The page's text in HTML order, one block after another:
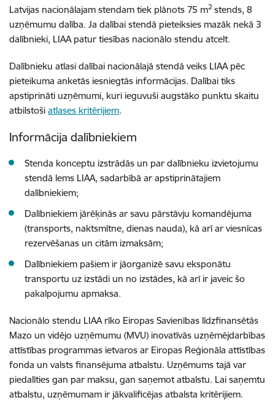
Latvijas nacionālajam stendam tiek plānots 75 m2 stends, 8
uzņēmumu dalība. Ja dalībai stendā pieteiksies mazāk nekā 3
dalībnieki, LIAA patur tiesības nacionālo stendu atcelt.
Dalībnieku atlasi dalībai nacionālajā stendā veiks LIAA pēc
pieteikuma anketās iesniegtās informācijas. Dalībai tiks
apstiprināti uzņēmumi, kuri ieguvuši augstāko punktu skaitu
atbilstoši atlases kritērijiem.
Informācija dalībniekiem
Stenda konceptu izstrādās un par dalībnieku izvietojumu
stendā lems LIAA, sadarbībā ar apstiprinātajiem
dalībniekiem;
Dalībniekiem jārēķinās ar savu pārstāvju komandējuma
(transports, naktsmītne, dienas nauda), kā arī ar viesnīcas
rezervēšanas un citām izmaksām;
Dalībniekiem pašiem ir jāorganizē savu eksponātu
transportu uz izstādi un no izstādes, kā arī ir javeic šo
pakalpojumu apmaksa.
Nacionālo stendu LIAA rīko Eiropas Savienības līdzfinansētās
Mazo un vidējo uzņēmumu (MVU) inovatīvās uzņēmējdarbības
attīstības programmas ietvaros ar Eiropas Reģionāla attīstības
fonda un valsts finansējuma atbalstu. Uzņēmums tajā var
piedalīties gan par maksu, gan saņemot atbalstu. Lai saņemtu
atbalstu, uzņēmumam ir jākvalificējas atbalsta kritērijiem.